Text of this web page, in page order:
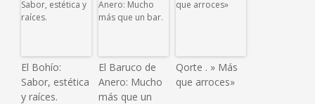
El Bohío:
Sabor, estética
y raíces.
El Baruco de
Anero: Mucho
más que un
Qorte . » Más
que arroces»